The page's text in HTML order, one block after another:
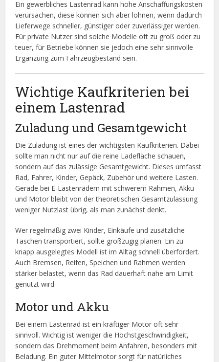
Ein gewerbliches Lastenrad kann hohe Anschaffungskosten
verursachen, diese können sich aber lohnen, wenn dadurch
Lieferwege schneller, günstiger oder zuverlässiger werden.
Für private Nutzer sind solche Modelle oft zu groß oder zu
teuer, für Betriebe können sie jedoch eine sehr sinnvolle
Ergänzung zum Fahrzeugbestand sein.
Wichtige Kaufkriterien bei
einem Lastenrad
Zuladung und Gesamtgewicht
Die Zuladung ist eines der wichtigsten Kaufkriterien. Dabei
sollte man nicht nur auf die reine Ladefläche schauen,
sondern auf das zulässige Gesamtgewicht. Dieses umfasst
Rad, Fahrer, Kinder, Gepäck, Zubehör und weitere Lasten.
Gerade bei E-Lastenrädern mit schwerem Rahmen, Akku
und Motor bleibt von der theoretischen Gesamtzulassung
weniger Nutzlast übrig, als man zunächst denkt.
Wer regelmäßig zwei Kinder, Einkäufe und zusätzliche
Taschen transportiert, sollte großzügig planen. Ein zu
knapp ausgelegtes Modell ist im Alltag schnell überfordert.
Auch Bremsen, Reifen, Speichen und Rahmen werden
stärker belastet, wenn das Rad dauerhaft nahe am Limit
genutzt wird.
Motor und Akku
Bei einem Lastenrad ist ein kräftiger Motor oft sehr
sinnvoll. Wichtig ist weniger die Höchstgeschwindigkeit,
sondern das Drehmoment beim Anfahren, besonders mit
Beladung. Ein guter Mittelmotor sorgt für natürliches